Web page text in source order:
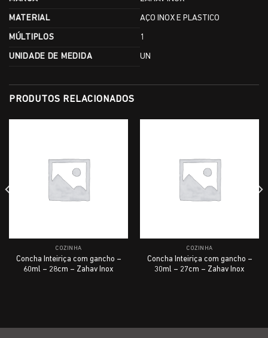
MATERIAL AÇO INOX E PLASTICO
MÚLTIPLOS 1
UNIDADE DE MEDIDA UN
PRODUTOS RELACIONADOS
COZINHA
Concha Inteiriça com gancho –
60ml – 28cm – Zahav Inox
COZINHA
Concha Inteiriça com gancho –
30ml – 27cm – Zahav Inox